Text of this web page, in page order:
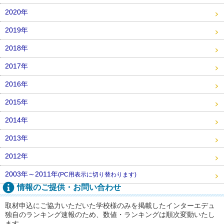
2020年
2019年
2018年
2017年
2016年
2015年
2014年
2013年
2012年
2003年～2011年(PC用表示に切り替わります)
情報のご提供・お問い合わせ
取材申込にご協力いただいた学校様のみを掲載したインターエデュ
独自のランキング速報のため、数値・ランキングは順次変動いたし